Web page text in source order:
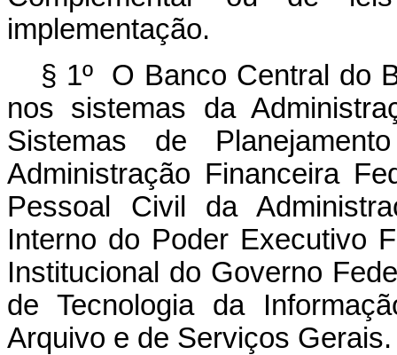
implementação.
§ 1º O Banco Central do
nos sistemas da
Sistemas de
Administração Financeira
Pessoal Civil da
Interno do Poder Executivo
Institucional do Governo
de Tecnologia da
Arquivo e de Serviços Gerais.